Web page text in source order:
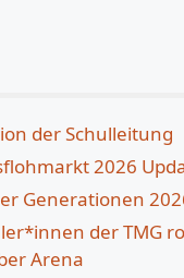
der Schulleitung
2026
Generationen
der TMG
Arena